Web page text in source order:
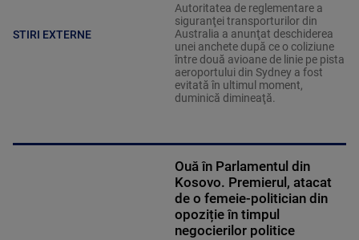
STIRI EXTERNE
Autoritatea de reglementare a
siguranţei transporturilor din
Australia a anunţat deschiderea
unei anchete după ce o coliziune
între două avioane de linie pe pista
aeroportului din Sydney a fost
evitată în ultimul moment,
duminică dimineaţă.
Ouă în Parlamentul din
Kosovo. Premierul, atacat
de o femeie-politician din
opoziție în timpul
negocierilor politice